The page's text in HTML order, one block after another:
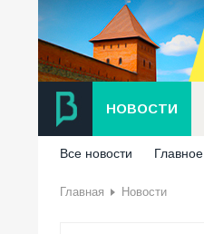
НОВОСТИ
Все новости Главное
Главная Новости